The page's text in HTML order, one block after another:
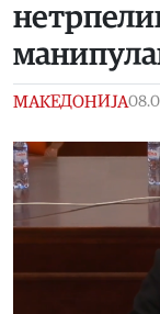
МАКЕДОНИЈА